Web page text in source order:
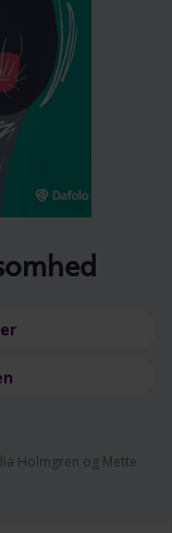
Holmgren og Mette